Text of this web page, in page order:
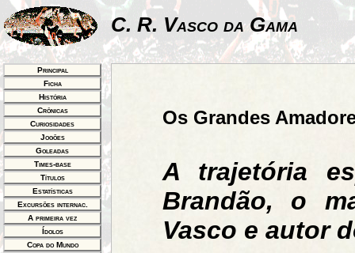
C. R. Vasco da Gama
Principal
Ficha
História
Crônicas
Curiosidades
Jogões
Goleadas
Times-base
Títulos
Estatísticas
Excursões internac.
A primeira vez
Ídolos
Copa do Mundo
Os Grandes
A trajetória
Brandão, o
Vasco e autor